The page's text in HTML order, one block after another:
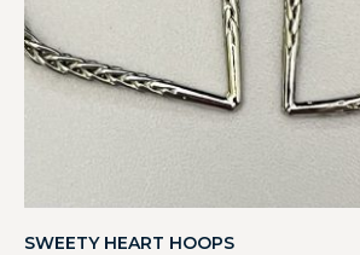
SWEETY HEART HOOPS